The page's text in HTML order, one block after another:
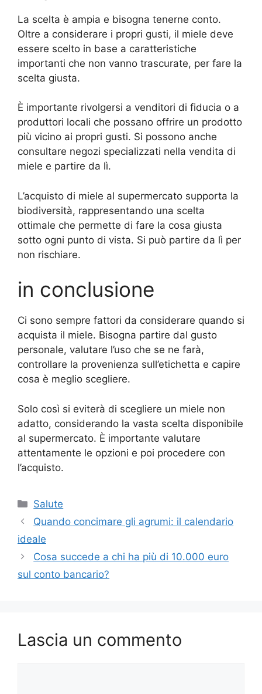
La scelta è ampia e bisogna tenerne conto.
Oltre a considerare i propri gusti, il miele deve
essere scelto in base a caratteristiche
importanti che non vanno trascurate, per fare la
scelta giusta.
È importante rivolgersi a venditori di fiducia o a
produttori locali che possano offrire un prodotto
più vicino ai propri gusti. Si possono anche
consultare negozi specializzati nella vendita di
miele e partire da lì.
L’acquisto di miele al supermercato supporta la
biodiversità, rappresentando una scelta
ottimale che permette di fare la cosa giusta
sotto ogni punto di vista. Si può partire da lì per
non rischiare.
in conclusione
Ci sono sempre fattori da considerare quando si
acquista il miele. Bisogna partire dal gusto
personale, valutare l’uso che se ne farà,
controllare la provenienza sull’etichetta e capire
cosa è meglio scegliere.
Solo così si eviterà di scegliere un miele non
adatto, considerando la vasta scelta disponibile
al supermercato. È importante valutare
attentamente le opzioni e poi procedere con
l’acquisto.
Categorie
Salute
Quando concimare gli agrumi: il calendario
ideale
Cosa succede a chi ha più di 10.000 euro
sul conto bancario?
Lascia un commento